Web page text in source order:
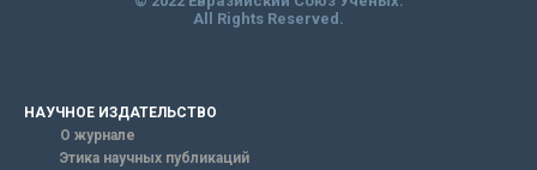
All Rights Reserved.
НАУЧНОЕ ИЗДАТЕЛЬСТВО
О журнале
Этика научных публикаций